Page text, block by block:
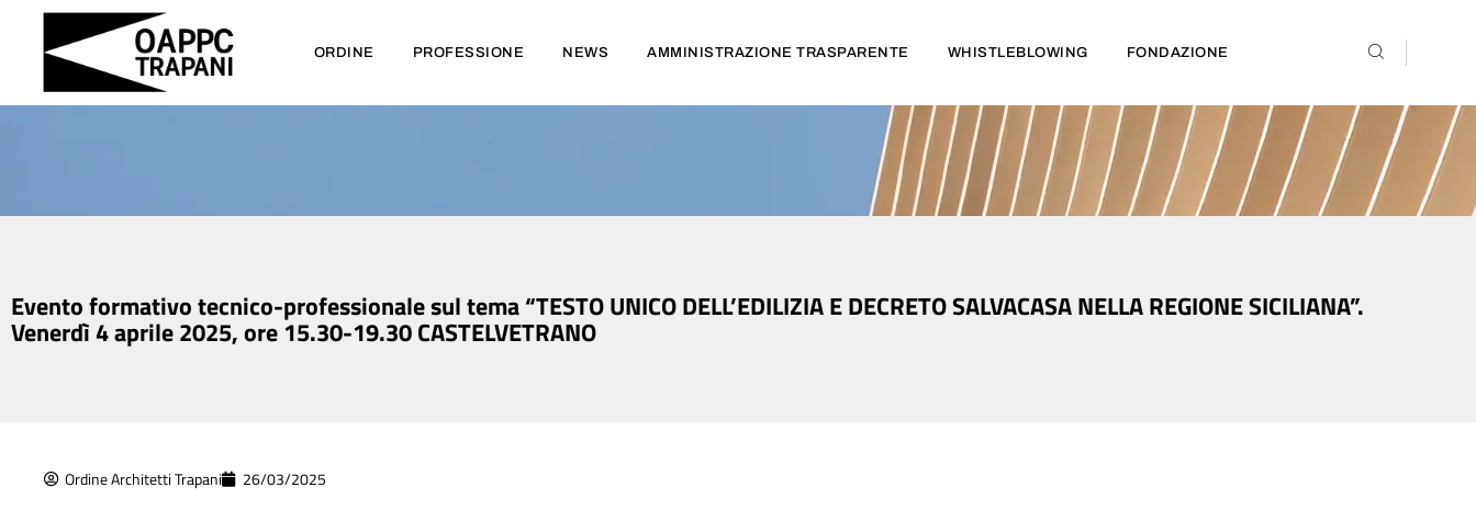
ORDINE PROFESSIONE NEWS AMMINISTRAZIONE TRASPARENTE WHISTLEBLOWING FONDAZIONE
Evento formativo tecnico-professionale sul tema “TESTO UNICO DELL’EDILIZIA E DECRETO SALVACASA NELLA REGIONE SICILIANA”.
Venerdì 4 aprile 2025, ore 15.30-19.30 CASTELVETRANO
Ordine Architetti Trapani 26/03/2025